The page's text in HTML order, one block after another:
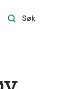
Søk